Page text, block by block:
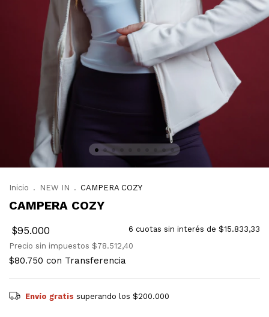
Inicio . NEW IN . CAMPERA COZY
CAMPERA COZY
$95.000 6 cuotas sin interés de $15.833,33
Precio sin impuestos $78.512,40
$80.750 con Transferencia
Envío gratis superando los $200.000